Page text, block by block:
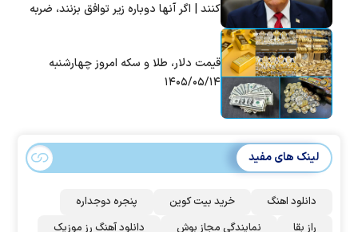
کنند | اگر آنها دوباره زیر توافق بزنند، ضربه
قیمت دلار، طلا و سکه امروز چهارشنبه
۱۴۰۵/۰۵/۱۴
لینک های مفید
دانلود اهنگ خرید بیت کوین
پنجره دوجداره
راز بقا
نمایندگی مجاز بوش دانلود آهنگ رز‌ موزیک